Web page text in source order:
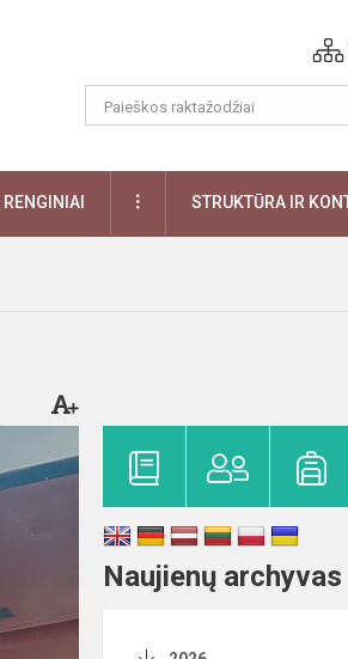
RENGINIAI DAUGIAUSTRUKTŪRA IR
Naujienų archyvas